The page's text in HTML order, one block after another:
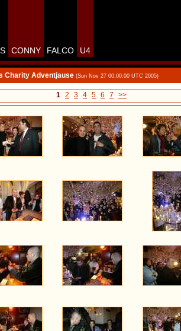
CONNY FALCO U4
Charity Adventjause (Sun Nov 27 00:00:00 UTC 2005)
1 2 3 4 5 6 7 >>